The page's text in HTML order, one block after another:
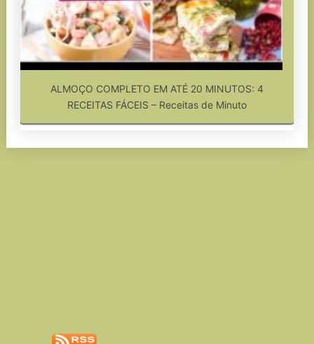
ALMOÇO COMPLETO EM ATÉ 20 MINUTOS: 4
RECEITAS FÁCEIS – Receitas de Minuto